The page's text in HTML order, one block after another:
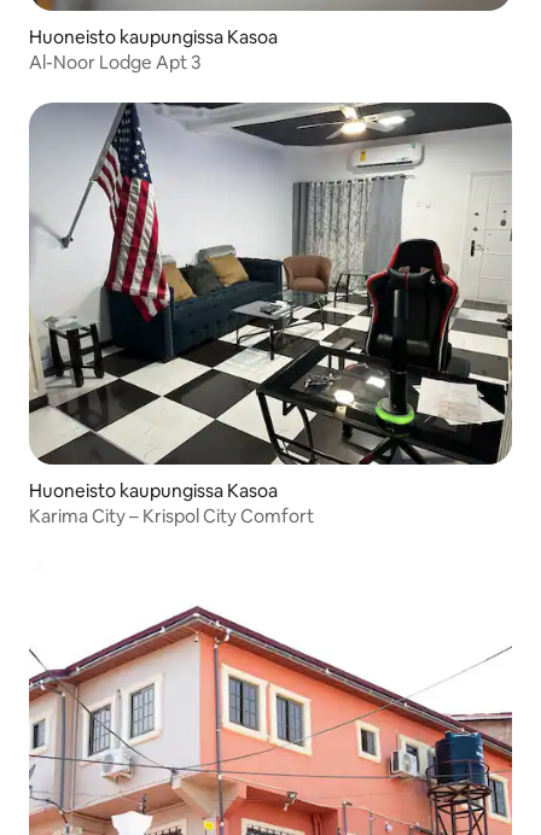
Huoneisto kaupungissa Kasoa
Al-Noor Lodge Apt 3
Huoneisto kaupungissa Kasoa
Karima City – Krispol City Comfort